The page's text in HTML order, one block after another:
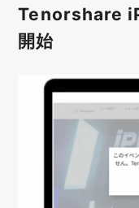
Tenorshare
開始